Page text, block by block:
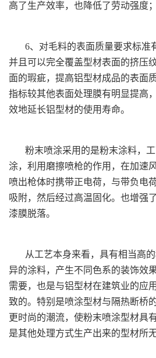
高了生产效率，也降低了劳动强度；
6、对毛料的表面质量要求标准
并且可以完全覆盖型材表面的挤压
面的瑕疵，提高铝型材成品的表面
指标较其他表面处理膜有明显提高
效地延长铝型材的使用寿命。
粉末喷涂采用的是粉末涂料，
涂，利用磨擦喷枪的作用，在加速
喷出枪体时携带正电荷，与带负电
吸附，然后经过高温固化。也增强
漆膜脱落。
从工艺本身来看，具有相当高
异的涂料，产生不同色系的装饰效
需要，也是与铝型材在建筑业的应
致的。特别是喷涂型材与隔热断桥
更时尚的潮流，使粉末喷涂型材具
是其他处理方式生产出来的型材所